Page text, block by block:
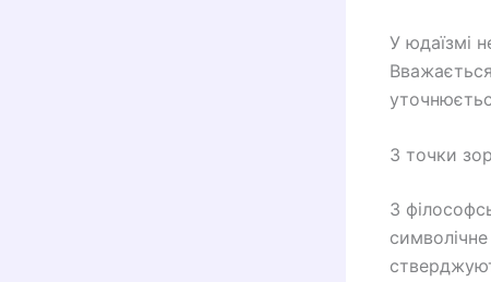
У юдаїзмі
З точки
З